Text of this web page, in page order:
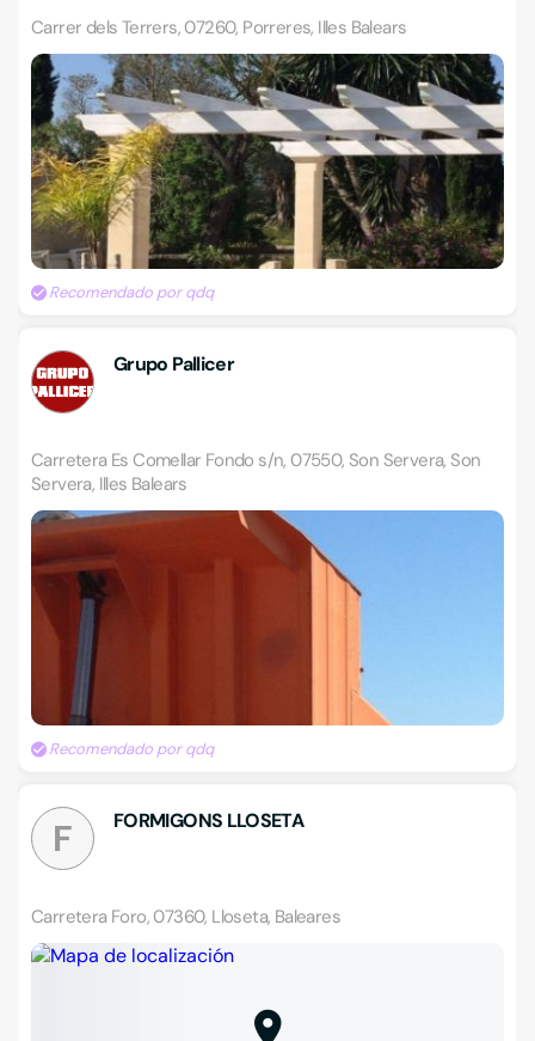
Carrer dels Terrers, 07260, Porreres, Illes Balears
Recomendado por qdq
Grupo Pallicer
Carretera Es Comellar Fondo s/n, 07550, Son Servera, Son
Servera, Illes Balears
Recomendado por qdq
F FORMIGONS LLOSETA
Carretera Foro, 07360, Lloseta, Baleares